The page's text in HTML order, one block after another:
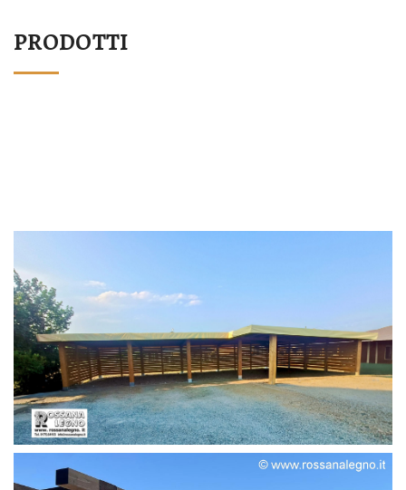
PRODOTTI
STRUTTURA